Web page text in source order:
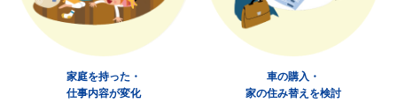
家庭を持った・
仕事内容が変化
車の購入・
家の住み替えを検討